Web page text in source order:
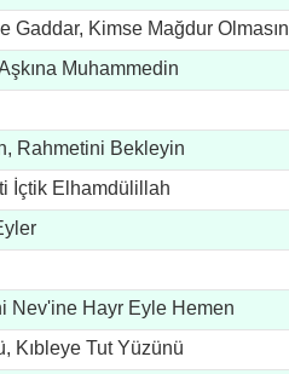
Gaddar, Kimse Mağdur Olmasın
Muhammedin
Rahmetini Bekleyin
İçtik Elhamdülillah
Nev'ine Hayr Eyle Hemen
Kıbleye Tut Yüzünü